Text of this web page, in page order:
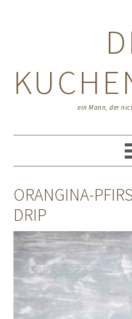
ein Mann, der
ORANGINA-
DRIP